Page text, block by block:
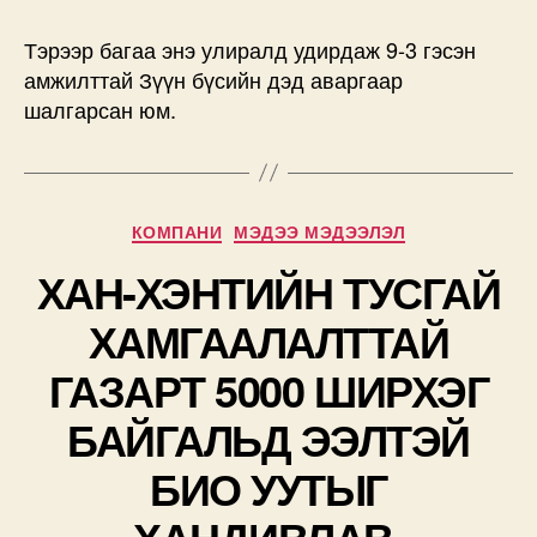
Тэрээр багаа энэ улиралд удирдаж 9-3 гэсэн
амжилттай Зүүн бүсийн дэд аваргаар
шалгарсан юм.
Categories
КОМПАНИ МЭДЭЭ МЭДЭЭЛЭЛ
ХАН-ХЭНТИЙН ТУСГАЙ
ХАМГААЛАЛТТАЙ
ГАЗАРТ 5000 ШИРХЭГ
БАЙГАЛЬД ЭЭЛТЭЙ
БИО УУТЫГ